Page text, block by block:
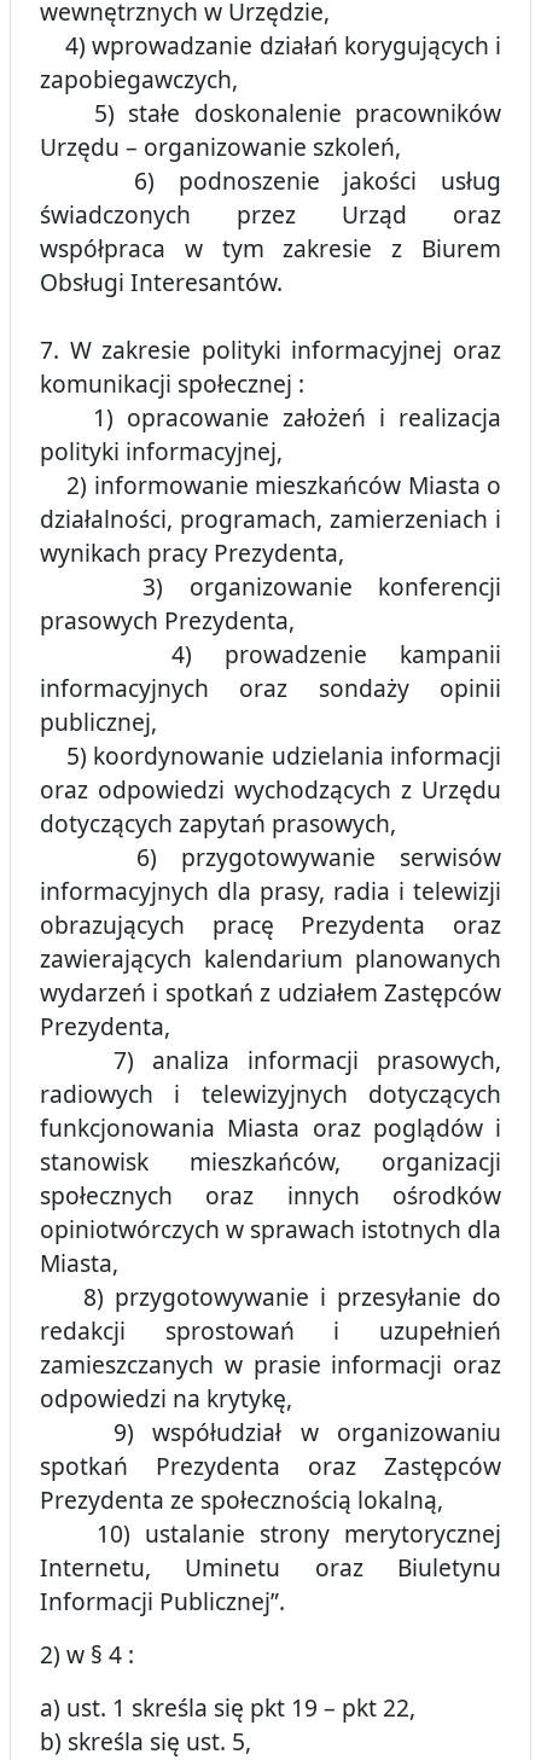
wewnętrznych w Urzędzie,
4) wprowadzanie działań korygujących i
zapobiegawczych,
5) stałe doskonalenie pracowników
Urzędu – organizowanie szkoleń,
6) podnoszenie jakości usług
świadczonych przez Urząd oraz
współpraca w tym zakresie z Biurem
Obsługi Interesantów.
7. W zakresie polityki informacyjnej oraz
komunikacji społecznej :
1) opracowanie założeń i realizacja
polityki informacyjnej,
2) informowanie mieszkańców Miasta o
działalności, programach, zamierzeniach i
wynikach pracy Prezydenta,
3) organizowanie konferencji
prasowych Prezydenta,
4) prowadzenie kampanii
informacyjnych oraz sondaży opinii
publicznej,
5) koordynowanie udzielania informacji
oraz odpowiedzi wychodzących z Urzędu
dotyczących zapytań prasowych,
6) przygotowywanie serwisów
informacyjnych dla prasy, radia i telewizji
obrazujących pracę Prezydenta oraz
zawierających kalendarium planowanych
wydarzeń i spotkań z udziałem Zastępców
Prezydenta,
7) analiza informacji prasowych,
radiowych i telewizyjnych dotyczących
funkcjonowania Miasta oraz poglądów i
stanowisk mieszkańców, organizacji
społecznych oraz innych ośrodków
opiniotwórczych w sprawach istotnych dla
Miasta,
8) przygotowywanie i przesyłanie do
redakcji sprostowań i uzupełnień
zamieszczanych w prasie informacji oraz
odpowiedzi na krytykę,
9) współudział w organizowaniu
spotkań Prezydenta oraz Zastępców
Prezydenta ze społecznością lokalną,
10) ustalanie strony merytorycznej
Internetu, Uminetu oraz Biuletynu
Informacji Publicznej”.
2) w § 4 :
a) ust. 1 skreśla się pkt 19 – pkt 22,
b) skreśla się ust. 5,